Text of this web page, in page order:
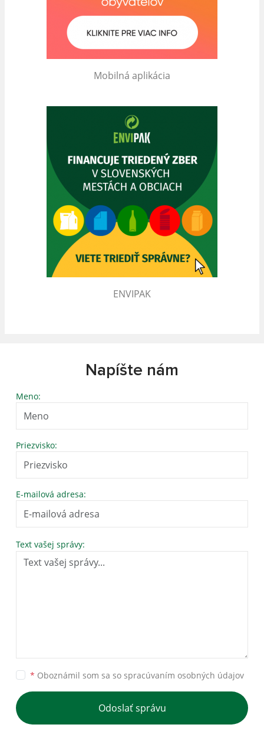
Mobilná aplikácia
ENVIPAK
Napíšte nám
Meno:
Priezvisko:
E-mailová adresa:
Text vašej správy:
* Oboznámil som sa so spracúvaním osobných údajov
Odoslať správu